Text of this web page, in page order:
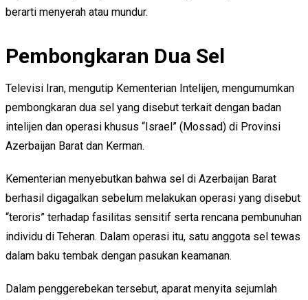
berarti menyerah atau mundur.
Pembongkaran Dua Sel
Televisi Iran, mengutip Kementerian Intelijen, mengumumkan
pembongkaran dua sel yang disebut terkait dengan badan
intelijen dan operasi khusus “Israel” (Mossad) di Provinsi
Azerbaijan Barat dan Kerman.
Kementerian menyebutkan bahwa sel di Azerbaijan Barat
berhasil digagalkan sebelum melakukan operasi yang disebut
“teroris” terhadap fasilitas sensitif serta rencana pembunuhan
individu di Teheran. Dalam operasi itu, satu anggota sel tewas
dalam baku tembak dengan pasukan keamanan.
Dalam penggerebekan tersebut, aparat menyita sejumlah